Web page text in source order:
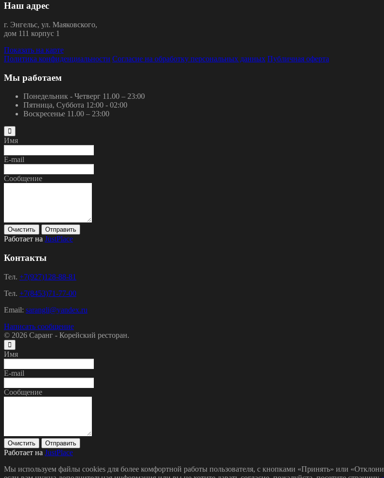
Наш адрес
г. Энгельс, ул. Маяковского,
дом 111 корпус 1
Показать на карте
Политика конфиденциальности Согласие на обработку персональных данных Публичная оферта
Мы работаем
Понедельник - Четверг 11.00 – 23:00
Пятница, Суббота 12:00 - 02:00
Воскресенье 11.00 – 23:00
Имя
E-mail
Сообщение
Очистить Отправить
Работает на JustPlace
Контакты
Тел. +7(927)128-88-81
Тел. +7(8453)71-77-00
Email: sarangli@yandex.ru
Написать сообщение
© 2026 Саранг - Корейский ресторан.
Имя
E-mail
Сообщение
Очистить Отправить
Работает на JustPlace
Мы используем файлы cookies для более комфортной работы пользователя, с кнопками «Принять» или